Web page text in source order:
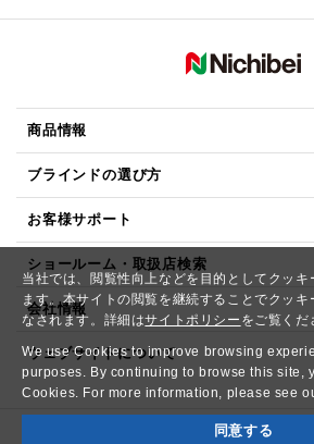
当社では、閲覧性向上などを目的としてクッ
ます。本サイトの閲覧を継続することでクッ
なされます。詳細はサイトポリシー をご覧くだ
We use Cookies to improve browsing
purposes. By continuing to browse this site,
Cookies. For more information, please see
同意する
商品情報
ブラインドの選び方
お客様サポート
ショールーム・取扱店検索
会社情報
ウェブサイトについて
Copyright© NICHIBEI CO.,LTD. All Rights